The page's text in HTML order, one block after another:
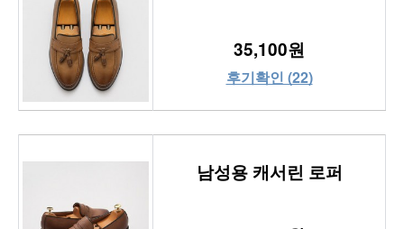
35,100원
후기확인 (22)
남성용 캐서린 로퍼